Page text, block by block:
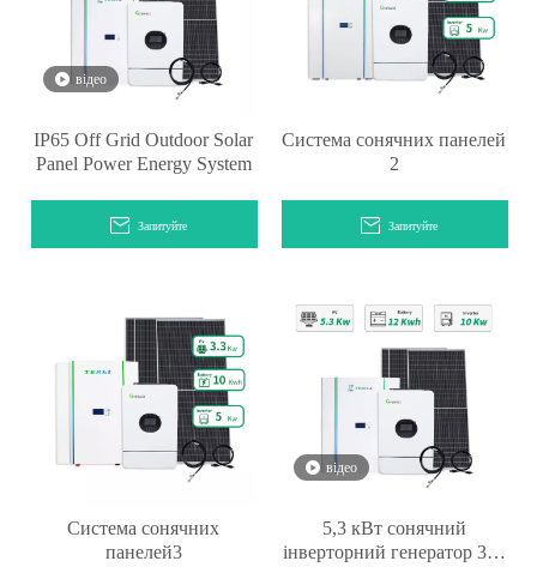
відео
IP65 Off Grid Outdoor Solar
Panel Power Energy System
Запитуйте
Система сонячних панелей
2
Запитуйте
Система сонячних
панелей3
відео
5,3 кВт сонячний
інверторний генератор 380